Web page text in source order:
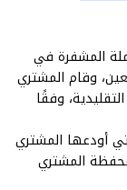
المشفرة في
وقام المشتري
وفقًا
أودعها المشتري
المشتري